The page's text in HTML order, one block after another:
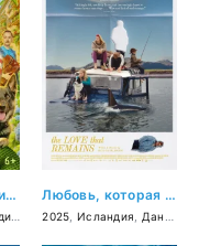
Оливка, Игорёк и Рекс
семейный
Любовь, которая остаётся
2025 Исландия Дания